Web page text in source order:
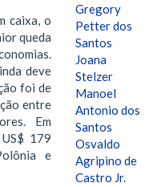
caixa, o
queda
deve
foi de
entre
Em
179
e
Gregory
Petter dos
Santos
Joana
Stelzer
Manoel
Antonio dos
Santos
Osvaldo
Agripino de
Castro Jr.